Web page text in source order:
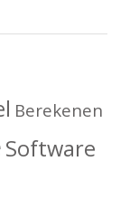
Berekenen
Software